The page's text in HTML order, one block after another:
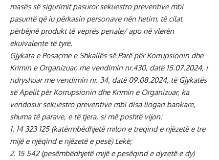
masës së sigurimit pasuror sekuestro preventive mbi
pasuritë që iu përkasin personave nën hetim, të cilat
përbëjnë produkt të veprës penale/ apo në vlerën
ekuivalente të tyre.
Gjykata e Posaçme e Shkallës së Parë për Korrupsionin dhe
Krimin e Organizuar, me vendimin nr.430, datë 15.07.2024, i
ndryshuar me vendimin nr. 34, datë 09.08.2024, të Gjykatës
së Apelit për Korrupsionin dhe Krimin e Organizuar, ka
vendosur sekuestro preventive mbi disa llogari bankare,
shuma të parave, e të tjera, si më poshtë vijon:
1. 14 323 125 (katërmbëdhjetë milon e treqind e njëzetë e tre
mijë e njëqind e njëzetë e pesë) Lekë;
2. 15 542 (pesëmbëdhjetë mijë e pesëqind e dyzetë e dy)